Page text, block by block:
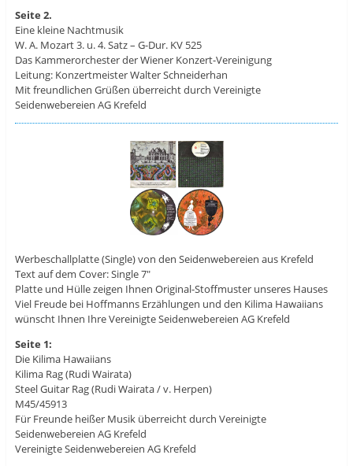
Seite 2.
Eine kleine Nachtmusik
W. A. Mozart 3. u. 4. Satz – G-Dur. KV 525
Das Kammerorchester der Wiener Konzert-Vereinigung
Leitung: Konzertmeister Walter Schneiderhan
Mit freundlichen Grüßen überreicht durch Vereinigte
Seidenwebereien AG Krefeld
Werbeschallplatte (Single) von den Seidenwebereien aus Krefeld
Text auf dem Cover: Single 7″
Platte und Hülle zeigen Ihnen Original-Stoffmuster unseres Hauses
Viel Freude bei Hoffmanns Erzählungen und den Kilima Hawaiians
wünscht Ihnen Ihre Vereinigte Seidenwebereien AG Krefeld
Seite 1:
Die Kilima Hawaiians
Kilima Rag (Rudi Wairata)
Steel Guitar Rag (Rudi Wairata / v. Herpen)
M45/45913
Für Freunde heißer Musik überreicht durch Vereinigte
Seidenwebereien AG Krefeld
Vereinigte Seidenwebereien AG Krefeld